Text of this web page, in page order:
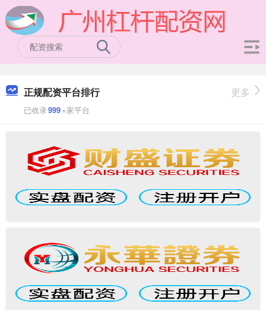
正规配资平台排行
已收录999+家平台
更多